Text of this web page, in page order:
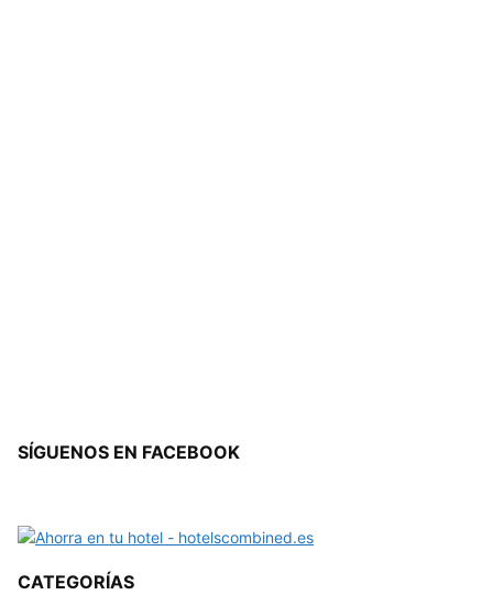
SÍGUENOS EN FACEBOOK
CATEGORÍAS